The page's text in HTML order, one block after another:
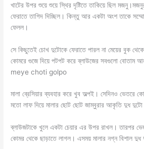
খাটের উপর শুয়ে শুয়ে স্থির দৃষ্টিতে তাকিয়ে ছিল
ফেরাতে তাগিদ দিচ্ছিল। কিন্তু আর একটা অংশ তাকে
ফেলল।
সে কিছুতেই চোখ দুটোকে ফেরাতে পারল না মেয়ের বুক
কোমরে গুজে দিয়ে পটপট করে ব্লাউজের সবগুলো বোতাম
meye choti golpo
মালা ব্রেসিয়ার ব্যবহার করে খুব অল্পই। সেদিনও ভেতরে
মতো লাফ দিয়ে মালার ছোট ছোট জাম্বুরার আকৃতি দুধ দুটো
ব্লাউজটাকে খুলে একটা চেয়ার এর উপর রাখল। তারপর
কোমর থেকে ছাড়াতে লাগল। এসময় মালার নগ্ন বিশাল দুধ